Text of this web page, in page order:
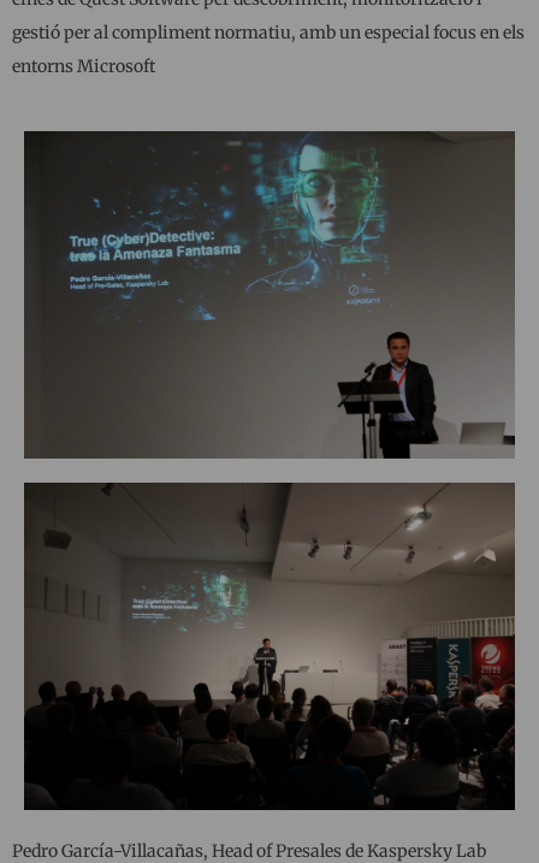
gestió per al compliment normatiu, amb un especial focus en els
entorns Microsoft
Pedro García-Villacañas, Head of Presales de Kaspersky Lab